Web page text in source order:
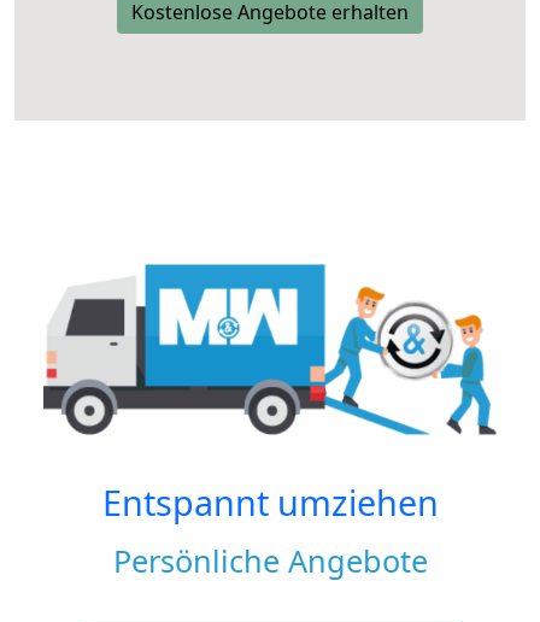
Kostenlose Angebote erhalten
Entspannt umziehen
Persönliche Angebote